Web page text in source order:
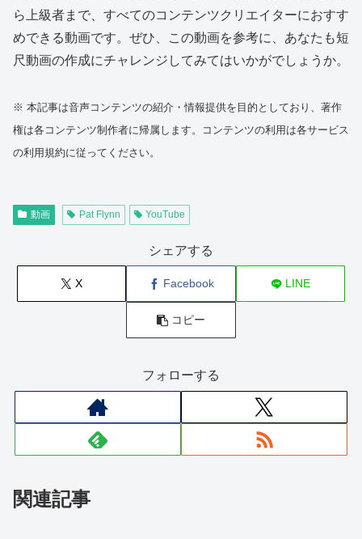
ら上級者まで、すべてのコンテンツクリエイターにおすす
めできる動画です。ぜひ、この動画を参考に、あなたも短
尺動画の作成にチャレンジしてみてはいかがでしょうか。
※ 本記事は音声コンテンツの紹介・情報提供を目的としており、著作
権は各コンテンツ制作者に帰属します。コンテンツの利用は各サービス
の利用規約に従ってください。
動画 Pat Flynn YouTube
シェアする
X Facebook LINE
コピー
フォローする
関連記事